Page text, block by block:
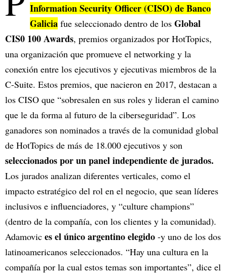
Information Security Officer (CISO) de Banco
Galicia fue seleccionado dentro de los Global
CIS0 100 Awards, premios organizados por HotTopics,
una organización que promueve el networking y la
conexión entre los ejecutivos y ejecutivas miembros de la
C-Suite. Estos premios, que nacieron en 2017, destacan a
los CISO que “sobresalen en sus roles y lideran el camino
que le da forma al futuro de la ciberseguridad”. Los
ganadores son nominados a través de la comunidad global
de HotTopics de más de 18.000 ejecutivos y son
seleccionados por un panel independiente de jurados.
Los jurados analizan diferentes verticales, como el
impacto estratégico del rol en el negocio, que sean líderes
inclusivos e influenciadores, y “culture champions”
(dentro de la compañía, con los clientes y la comunidad).
Adamovic es el único argentino elegido -y uno de los dos
latinoamericanos seleccionados. “Hay una cultura en la
compañía por la cual estos temas son importantes”, dice el